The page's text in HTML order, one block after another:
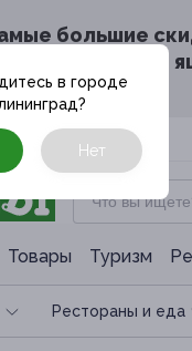
большие
твоём почтовом
Товары Туризм
Рестораны и еда
в городе
?
Нет